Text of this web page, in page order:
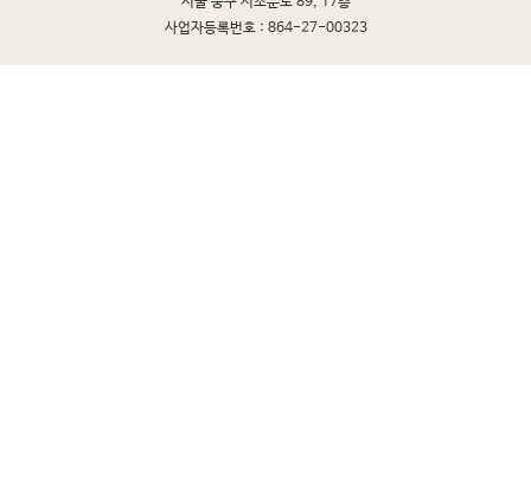
사업자등록번호 : 864-27-00323